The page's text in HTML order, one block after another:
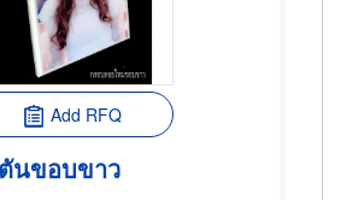
Add RFQ
นขอบขาว